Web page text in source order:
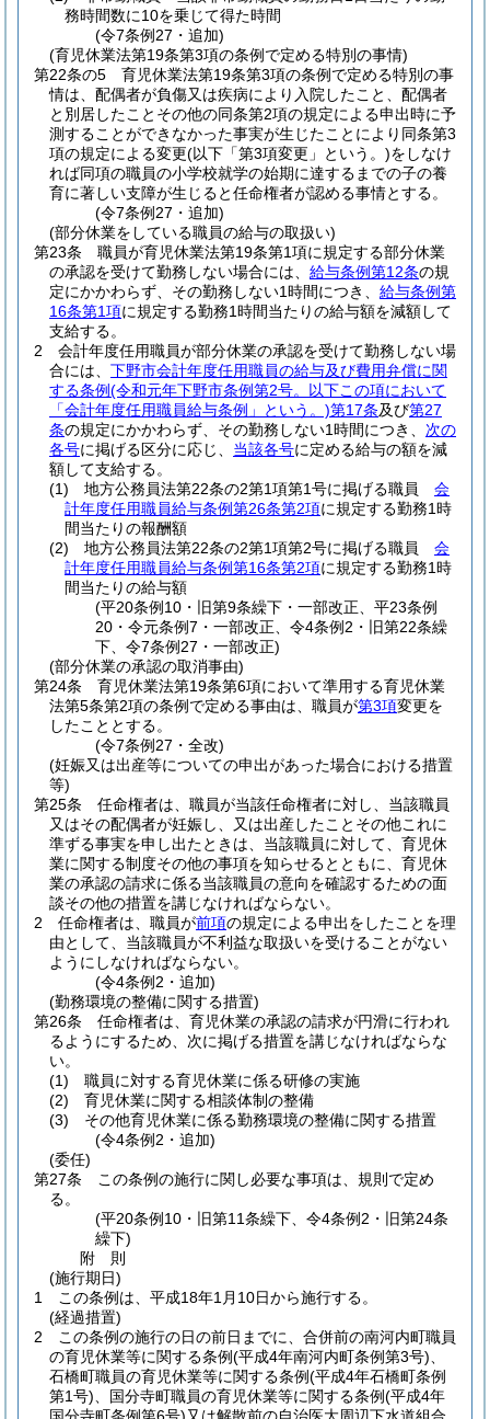
務時間数に10を乗じて得た時間
(令7条例27・追加)
(育児休業法第19条第3項の条例で定める特別の事情)
第22条の5
育児休業法第19条第3項の条例で定める特別の事
情は、配偶者が負傷又は疾病により入院したこと、配偶者
と別居したことその他の同条第2項の規定による申出時に予
測することができなかった事実が生じたことにより同条第3
項の規定による変更(以下「第3項変更」という。)をしなけ
れば同項の職員の小学校就学の始期に達するまでの子の養
育に著しい支障が生じると任命権者が認める事情とする。
(令7条例27・追加)
(部分休業をしている職員の給与の取扱い)
第23条
職員が育児休業法第19条第1項に規定する部分休業
の承認を受けて勤務しない場合には、 給与条例第12条の規
定にかかわらず、その勤務しない1時間につき、 給与条例第
16条第1項に規定する勤務1時間当たりの給与額を減額して
支給する。
2
会計年度任用職員が部分休業の承認を受けて勤務しない場
合には、 下野市会計年度任用職員の給与及び費用弁償に関
する条例(令和元年下野市条例第2号。以下この項において
「会計年度任用職員給与条例」という。)第17条及び第27
条の規定にかかわらず、その勤務しない1時間につき、 次の
各号に掲げる区分に応じ、 当該各号に定める給与の額を減
額して支給する。
(1)
地方公務員法第22条の2第1項第1号に掲げる職員 会
計年度任用職員給与条例第26条第2項に規定する勤務1時
間当たりの報酬額
(2)
地方公務員法第22条の2第1項第2号に掲げる職員 会
計年度任用職員給与条例第16条第2項に規定する勤務1時
間当たりの給与額
(平20条例10・旧第9条繰下・一部改正、平23条例
20・令元条例7・一部改正、令4条例2・旧第22条繰
下、令7条例27・一部改正)
(部分休業の承認の取消事由)
第24条
育児休業法第19条第6項において準用する育児休業
法第5条第2項の条例で定める事由は、職員が第3項変更を
したこととする。
(令7条例27・全改)
(妊娠又は出産等についての申出があった場合における措置
等)
第25条
任命権者は、職員が当該任命権者に対し、当該職員
又はその配偶者が妊娠し、又は出産したことその他これに
準ずる事実を申し出たときは、当該職員に対して、育児休
業に関する制度その他の事項を知らせるとともに、育児休
業の承認の請求に係る当該職員の意向を確認するための面
談その他の措置を講じなければならない。
2
任命権者は、職員が前項の規定による申出をしたことを理
由として、当該職員が不利益な取扱いを受けることがない
ようにしなければならない。
(令4条例2・追加)
(勤務環境の整備に関する措置)
第26条
任命権者は、育児休業の承認の請求が円滑に行われ
るようにするため、次に掲げる措置を講じなければならな
い。
(1)
職員に対する育児休業に係る研修の実施
(2)
育児休業に関する相談体制の整備
(3)
その他育児休業に係る勤務環境の整備に関する措置
(令4条例2・追加)
(委任)
第27条
この条例の施行に関し必要な事項は、規則で定め
る。
(平20条例10・旧第11条繰下、令4条例2・旧第24条
繰下)
附 則
(施行期日)
1
この条例は、平成18年1月10日から施行する。
(経過措置)
2
この条例の施行の日の前日までに、合併前の南河内町職員
の育児休業等に関する条例(平成4年南河内町条例第3号)
石橋町職員の育児休業等に関する条例(平成4年石橋町条例
第1号) 、国分寺町職員の育児休業等に関する条例(平成4年